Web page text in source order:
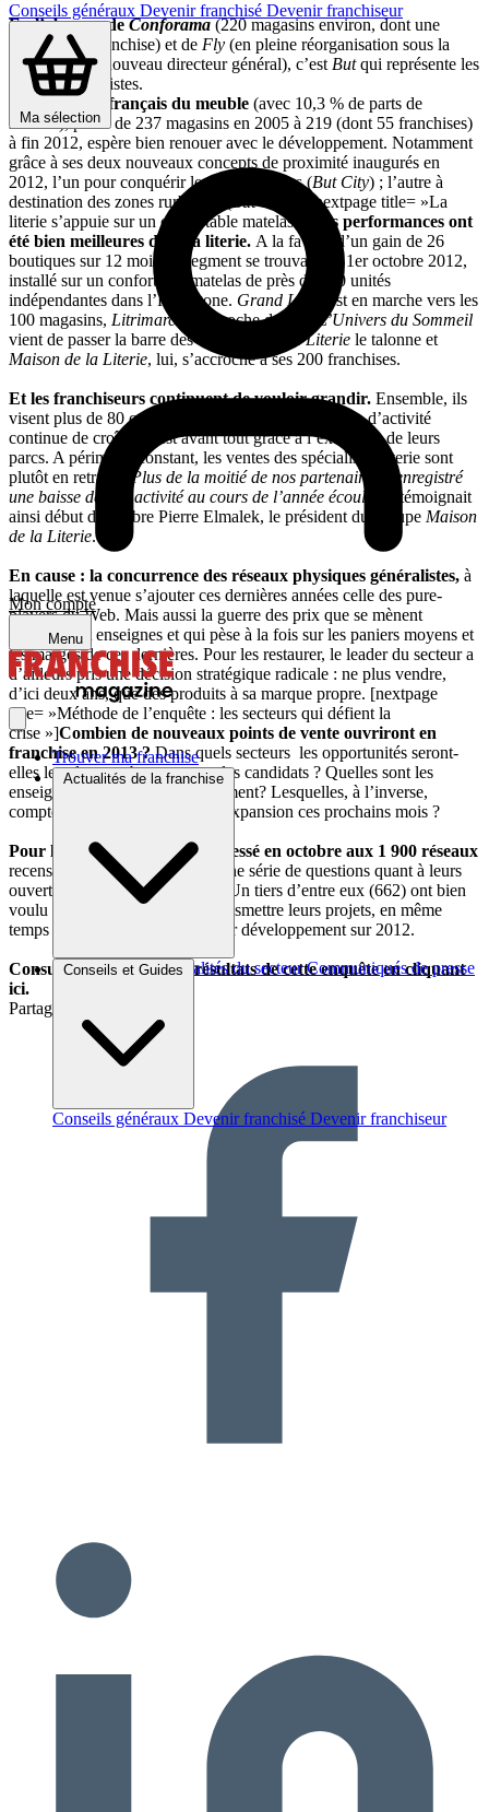
Conseils généraux Devenir franchisé Devenir franchiseur
Ma sélection
Mon compte
Menu
Trouver ma franchise
Actualités de la franchise
Brèves et actus Actualités du secteur Communiqués de presse
Conseils et Guides
Conseils généraux Devenir franchisé Devenir franchiseur
En l’absence deConforama(220 magasins environ, dont une
trentaine en franchise) et de Fly (en pleine réorganisation sous la
houlette d’un nouveau directeur général), c’est Butqui représente les
grands généralistes.
Le numéro 3 français du meuble (avec 10,3 % de parts de
marché), passé de 237 magasins en 2005 à 219 (dont 55 franchises)
à fin 2012, espère bien renouer avec le développement. Notamment
grâce à ses deux nouveaux concepts de proximité inaugurés en
2012, l’un pour conquérir les centres-villes (But City) ; l’autre à
destination des zones rurbaines (
But Cosy
). [nextpage title= »La
literie s’appuie sur un confortable matelas »]
Les performances ont
été bien meilleures dans la literie. A la faveur d’un gain de 26
boutiques sur 12 mois, le segment se trouvait, au 1er octobre 2012,
installé sur un confortable matelas de près de 500 unités
indépendantes dans l’Hexagone. Grand Litier
est en marche vers les
100 magasins, Litrimarché approche des 80,
L’Univers du Sommeil
vient de passer la barre des 30,
Place de la Literie le talonne et
Maison de la Literie, lui, s’accroche à ses 200 franchises.
Et les franchiseurs continuent de vouloir grandir. Ensemble, ils
visent plus de 80 créations sur 2013. Si leur volume d’activité
continue de croître, c’est avant tout grâce à l’extension de leurs
parcs. A périmètre constant, les ventes des spécialistes literie sont
plutôt en retrait.
“Plus de la moitié de nos partenaires a enregistré
une baisse de son activité au cours de l’année écoulée”
, témoignait
ainsi début décembre Pierre Elmalek, le président du groupe Maison
de la Literie.
En cause : la concurrence des réseaux physiques généralistes, à
laquelle est venue s’ajouter ces dernières années celle des pure-
players du Web. Mais aussi la guerre des prix que se mènent
fabricants et enseignes et qui pèse à la fois sur les paniers moyens et
les marges de ces dernières. Pour les restaurer, le leader du secteur a
d’ailleurs pris une décision stratégique radicale : ne plus vendre,
d’ici deux ans, que des produits à sa marque propre. [nextpage
title= »Méthode de l’enquête : les secteurs qui défient la
crise »]Combien de nouveaux points de vente ouvriront en
franchise en 2013 ?Dans quels secteurs les opportunités seront-
elles les plus nombreuses pour les candidats ? Quelles sont les
enseignes qui recruteront activement? Lesquelles, à l’inverse,
comptent mettre un frein à leur expansion ces prochains mois ?
Pour le savoir, nous avons adressé en octobre aux 1 900 réseaux
recensés sur notre site Internet une série de questions quant à leurs
ouvertures prévues cette année. Un tiers d’entre eux (662) ont bien
voulu nous répondre et nous transmettre leurs projets, en même
temps qu’un bilan détaillé de leur développement sur 2012.
Consultez les principaux résultats de cette enquête en cliquant
ici.
Partager sur :